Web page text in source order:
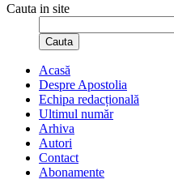
Cauta in site
Cauta
Acasă
Despre Apostolia
Echipa redacțională
Ultimul număr
Arhiva
Autori
Contact
Abonamente